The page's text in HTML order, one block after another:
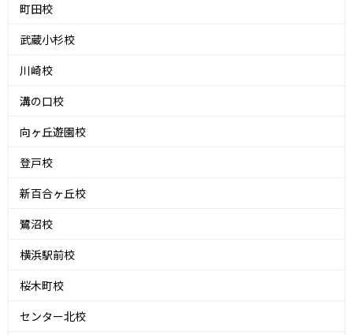
町田校
武蔵小杉校
川崎校
溝の口校
向ヶ丘遊園校
登戸校
新百合ヶ丘校
鷺沼校
横浜駅前校
桜木町校
センター北校